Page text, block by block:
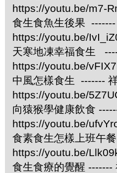
https://youtu.be/m7-
食生食魚生後果
https://youtu.be/
天寒地凍幸福食生
https://youtu.be/
中風怎樣食生 -------
https://youtu.be/
向猿猴學健康飲食
https://youtu.be/
食素食生怎樣上班午
https://youtu.be/
食生食療的覺醒 -------